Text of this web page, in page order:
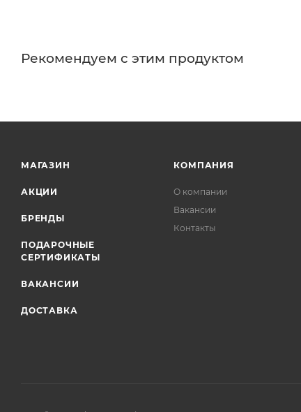
Рекомендуем с этим продуктом
МАГАЗИН
АКЦИИ
БРЕНДЫ
ПОДАРОЧНЫЕ
СЕРТИФИКАТЫ
ВАКАНСИИ
ДОСТАВКА
КОМПАНИЯ
О компании
Вакансии
Контакты